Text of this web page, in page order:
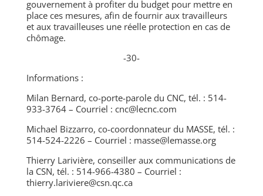
gouvernement à profiter du budget pour mettre en
place ces mesures, afin de fournir aux travailleurs
et aux travailleuses une réelle protection en cas de
chômage.
-30-
Informations :
Milan Bernard, co-porte-parole du CNC, tél. : 514-
933-3764 – Courriel : cnc@lecnc.com
Michael Bizzarro, co-coordonnateur du MASSE, tél. :
514-524-2226 – Courriel : masse@lemasse.org
Thierry Larivière, conseiller aux communications de
la CSN, tél. : 514-966-4380 – Courriel :
thierry.lariviere@csn.qc.ca